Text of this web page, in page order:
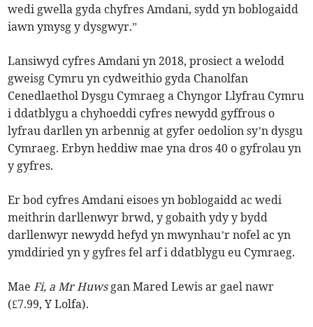
wedi gwella gyda chyfres Amdani, sydd yn boblogaidd
iawn ymysg y dysgwyr.”
Lansiwyd cyfres Amdani yn 2018, prosiect a welodd
gweisg Cymru yn cydweithio gyda Chanolfan
Cenedlaethol Dysgu Cymraeg a Chyngor Llyfrau Cymru
i ddatblygu a chyhoeddi cyfres newydd gyffrous o
lyfrau darllen yn arbennig at gyfer oedolion sy’n dysgu
Cymraeg. Erbyn heddiw mae yna dros 40 o gyfrolau yn
y gyfres.
Er bod cyfres Amdani eisoes yn boblogaidd ac wedi
meithrin darllenwyr brwd, y gobaith ydy y bydd
darllenwyr newydd hefyd yn mwynhau’r nofel ac yn
ymddiried yn y gyfres fel arf i ddatblygu eu Cymraeg.
Mae Fi, a Mr Huws gan Mared Lewis ar gael nawr
(£7.99, Y Lolfa).